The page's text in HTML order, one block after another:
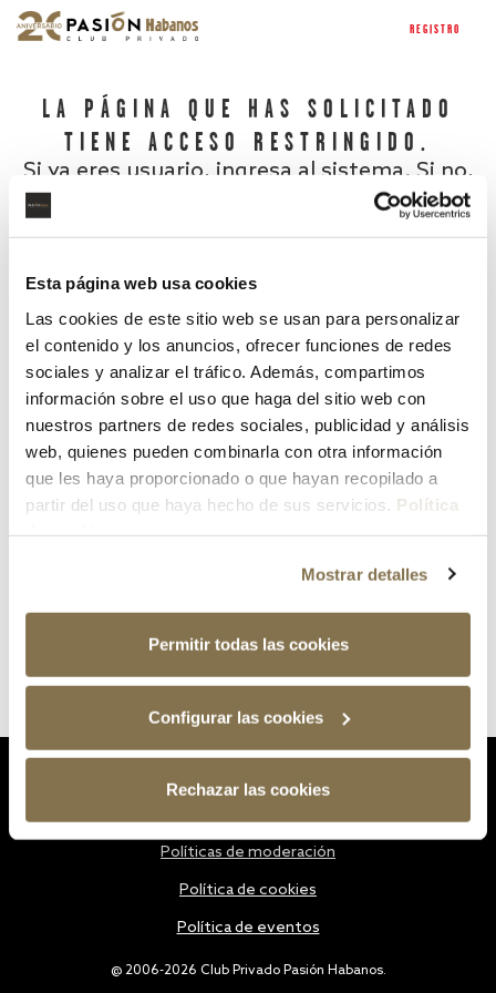
Esta página web usa cookies
Las cookies de este sitio web se usan para personalizar
el contenido y los anuncios, ofrecer funciones de redes
sociales y analizar el tráfico. Además, compartimos
información sobre el uso que haga del sitio web con
nuestros partners de redes sociales, publicidad y análisis
web, quienes pueden combinarla con otra información
que les haya proporcionado o que hayan recopilado a
partir del uso que haya hecho de sus servicios. Política
Mostrar detalles
Permitir todas las cookies
Configurar las cookies
Rechazar las cookies
REGISTRO
LA PÁGINA QUE HAS SOLICITADO
TIENE ACCESO RESTRINGIDO.
Si ya eres usuario, ingresa al sistema. Si no,
¿Has olvidado tu contraseña?
@ 2006-2026 Club Privado Pasión Habanos.
Políticas de moderación
Política de cookies
Política de eventos